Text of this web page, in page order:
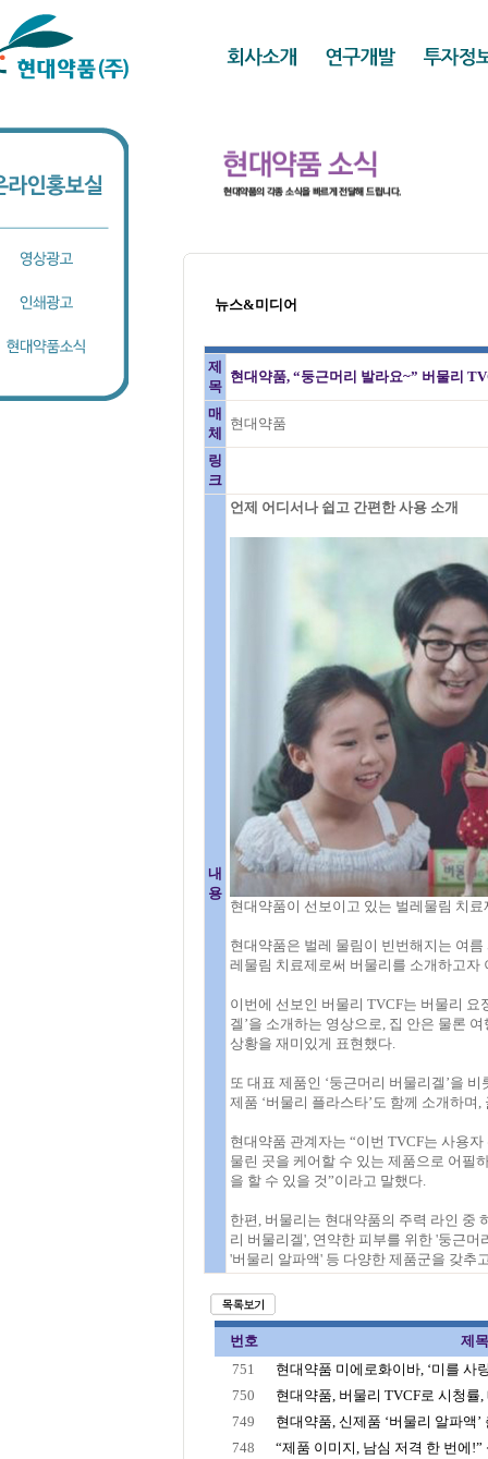
뉴스&미디어
제
목
현대약품, “둥근머리 발라요~” 버물리
매
체
현대약품
링
크
내
용
언제 어디서나 쉽고 간편한 사용 소개
현대약품이 선보이고 있는 벌레물림 치료
현대약품은 벌레 물림이 빈번해지는 여
레물림 치료제로써 버물리를 소개하고자
이번에 선보인 버물리 TVCF는 버물리
겔’을 소개하는 영상으로, 집 안은 물론
상황을 재미있게 표현했다.
또 대표 제품인 ‘둥근머리 버물리겔’을
제품 ‘버물리 플라스타’도 함께 소개하
현대약품 관계자는 “이번 TVCF는 사용
물린 곳을 케어할 수 있는 제품으로 어필
을 할 수 있을 것”이라고 말했다.
한편, 버물리는 현대약품의 주력 라인 중
리 버물리겔', 연약한 피부를 위한 '둥근
'버물리 알파액' 등 다양한 제품군을 갖추
번호
제목
751
현대약품 미에로화이바, ‘미를 사
750
현대약품, 버물리 TVCF로 시청률,
749
현대약품, 신제품 ‘버물리 알파액
748
“제품 이미지, 남심 저격 한 번에!”